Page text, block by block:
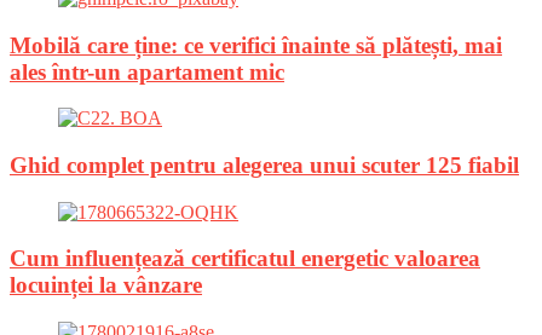
Mobilă care ține: ce verifici înainte să plătești, mai
ales într-un apartament mic
Ghid complet pentru alegerea unui scuter 125 fiabil
Cum influențează certificatul energetic valoarea
locuinței la vânzare